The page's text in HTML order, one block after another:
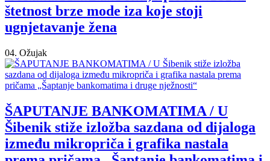
štetnost brze mode iza koje stoji
ugnjetavanje žena
04. Ožujak
ŠAPUTANJE BANKOMATIMA / U
Šibenik stiže izložba sazdana od dijaloga
između mikropriča i grafika nastala